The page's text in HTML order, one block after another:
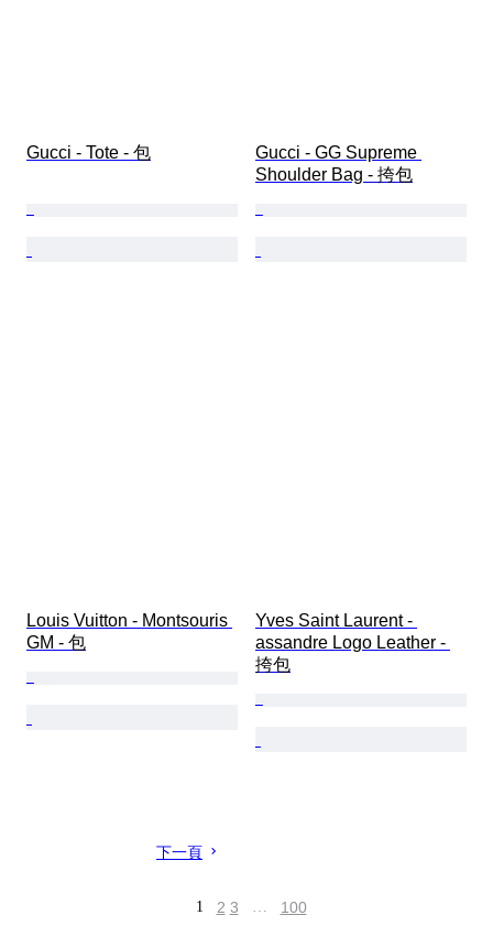
Gucci - Tote - 包
Gucci - GG Supreme
Shoulder Bag - 挎包
Louis Vuitton - Montsouris
GM - 包
Yves Saint Laurent -
assandre Logo Leather -
挎包
下一頁
1 2 3 … 100